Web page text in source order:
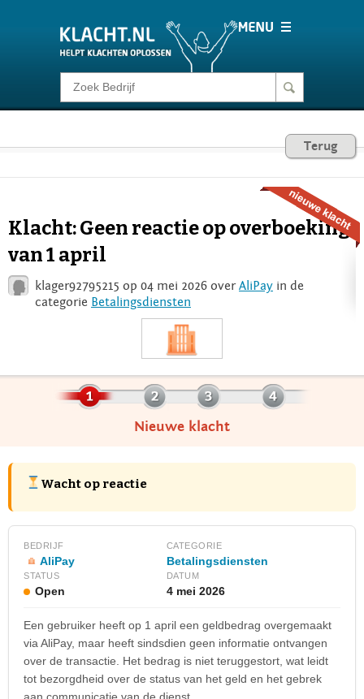
Klacht melden
Consumentenrecht
Voor Bedrijven
Login
Terug
Klacht: Geen reactie op overboeking
van 1 april
klager92795215 op 04 mei 2026 overAliPay in de
categorie Betalingsdiensten
Nieuwe klacht
Wacht op reactie
BEDRIJF
AliPay
CATEGORIE
Betalingsdiensten
STATUS
Open
DATUM
4 mei 2026
Een gebruiker heeft op 1 april een geldbedrag overgemaakt
via AliPay, maar heeft sindsdien geen informatie ontvangen
over de transactie. Het bedrag is niet teruggestort, wat leidt
tot bezorgdheid over de status van het geld en het gebrek
aan communicatie van de dienst.